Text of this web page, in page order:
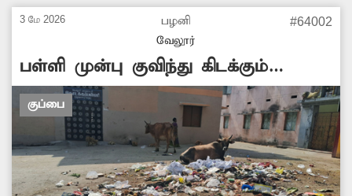
சம்பந்தப்பட்ட துறை அதிகாரிகள் நடவடிக்கை
எடுத்து கழிவுகளை அகற்றுவார்களா? -சுரேஷ்,
வேலூர்.
3 மே 2026
பழனி
வேலூர்
#64002
பள்ளி முன்பு குவிந்து கிடக்கும்
குப்பைகள்
குப்பை